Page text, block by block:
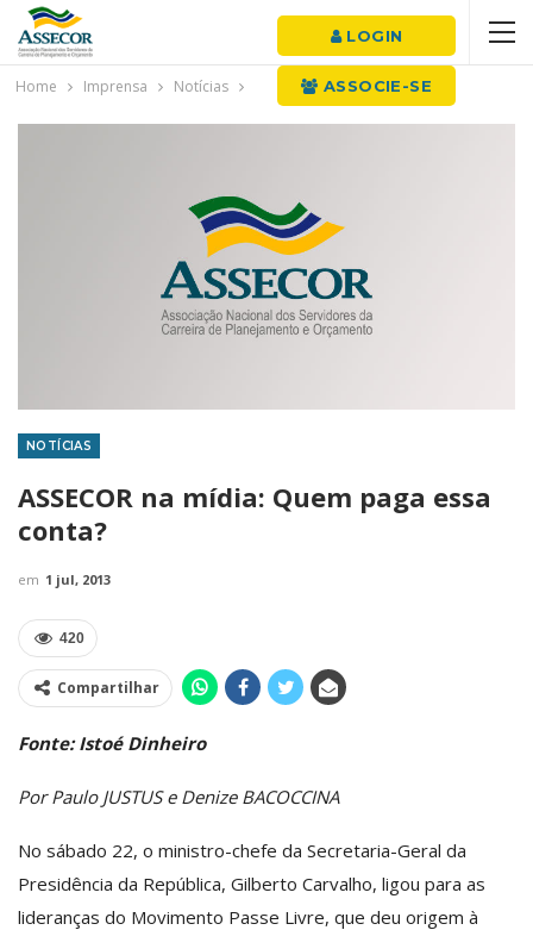
LOGIN
ASSOCIE-SE
Home Imprensa Notícias
NOTÍCIAS
ASSECOR na mídia: Quem paga essa
conta?
em 1 jul, 2013
420
Compartilhar
Fonte: Istoé Dinheiro
Por Paulo JUSTUS e Denize BACOCCINA
No sábado 22, o ministro-chefe da Secretaria-Geral da
Presidência da República, Gilberto Carvalho, ligou para as
lideranças do Movimento Passe Livre, que deu origem à